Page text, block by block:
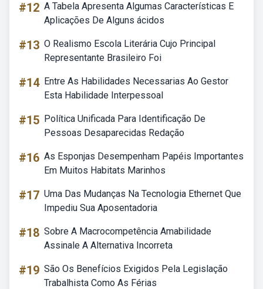
#12 A Tabela Apresenta Algumas Características E
Aplicações De Alguns ácidos
#13 O Realismo Escola Literária Cujo Principal
Representante Brasileiro Foi
#14 Entre As Habilidades Necessarias Ao Gestor
Esta Habilidade Interpessoal
#15 Política Unificada Para Identificação De
Pessoas Desaparecidas Redação
#16 As Esponjas Desempenham Papéis Importantes
Em Muitos Habitats Marinhos
#17 Uma Das Mudanças Na Tecnologia Ethernet Que
Impediu Sua Aposentadoria
#18 Sobre A Macrocompetência Amabilidade
Assinale A Alternativa Incorreta
#19 São Os Benefícios Exigidos Pela Legislação
Trabalhista Como As Férias